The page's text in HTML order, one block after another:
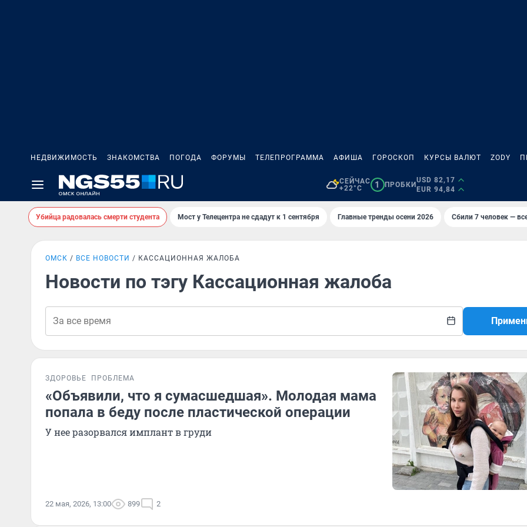
НЕДВИЖИМОСТЬ ЗНАКОМСТВА ПОГОДА ФОРУМЫ ТЕЛЕПРОГРАММА АФИША ГОРОСКОП КУРСЫ ВАЛЮТ ZODY
СЕЙЧАС
+22°C
1 ПРОБКИ
USD 82,17
EUR 94,84
Убийца радовалась смерти студента Мост у Телецентра не сдадут к 1 сентября Главные тренды осени 2026 Сбили 7 человек —
ОМСК ВСЕ НОВОСТИ КАССАЦИОННАЯ ЖАЛОБА
Новости по тэгу Кассационная жалоба
ЗДОРОВЬЕ ПРОБЛЕМА
«Объявили, что я сумасшедшая». Молодая мама
попала в беду после пластической операции
У нее разорвался имплант в груди
22 мая, 2026, 13:00 899 2